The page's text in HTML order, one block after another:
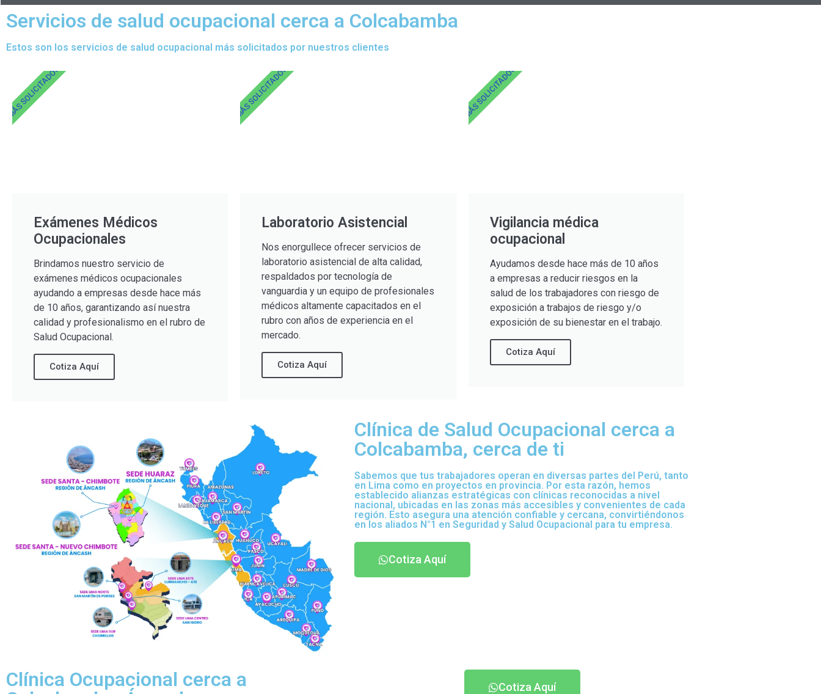
Servicios de salud ocupacional cerca a Colcabamba
Estos son los servicios de salud ocupacional más solicitados por nuestros clientes
Exámenes Médicos
Ocupacionales
Brindamos nuestro servicio de
exámenes médicos ocupacionales
ayudando a empresas desde hace más
de 10 años, garantizando así nuestra
calidad y profesionalismo en el rubro de
Salud Ocupacional.
Cotiza Aquí
MÁS SOLICITADOS
Laboratorio Asistencial
Nos enorgullece ofrecer servicios de
laboratorio asistencial de alta calidad,
respaldados por tecnología de
vanguardia y un equipo de profesionales
médicos altamente capacitados en el
rubro con años de experiencia en el
mercado.
Cotiza Aquí
MÁS SOLICITADOS
Vigilancia médica
ocupacional
Ayudamos desde hace más de 10 años
a empresas a reducir riesgos en la
salud de los trabajadores con riesgo de
exposición a trabajos de riesgo y/o
exposición de su bienestar en el trabajo.
Cotiza Aquí
MÁS SOLICITADOS
Clínica de Salud Ocupacional cerca a
Colcabamba, cerca de ti
Sabemos que tus trabajadores operan en diversas partes del Perú, tanto
en Lima como en proyectos en provincia. Por esta razón, hemos
establecido alianzas estratégicas con clínicas reconocidas a nivel
nacional, ubicadas en las zonas más accesibles y convenientes de cada
región. Esto asegura una atención confiable y cercana, convirtiéndonos
en los aliados N°1 en Seguridad y Salud Ocupacional para tu empresa.
Cotiza Aquí
Clínica Ocupacional cerca a
Cotiza Aquí